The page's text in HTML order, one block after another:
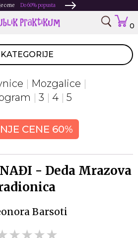
cene Do 60% popusta
0
KATEGORIJE
Mozgalice
3 4 5
CENE 60%
- Deda Mrazova
Barsoti